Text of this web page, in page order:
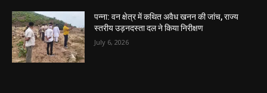
पन्ना: वन क्षेत्र में कथित अवैध खनन की जांच, राज्य
स्तरीय उड़नदस्ता दल ने किया निरीक्षण
July 6, 2026